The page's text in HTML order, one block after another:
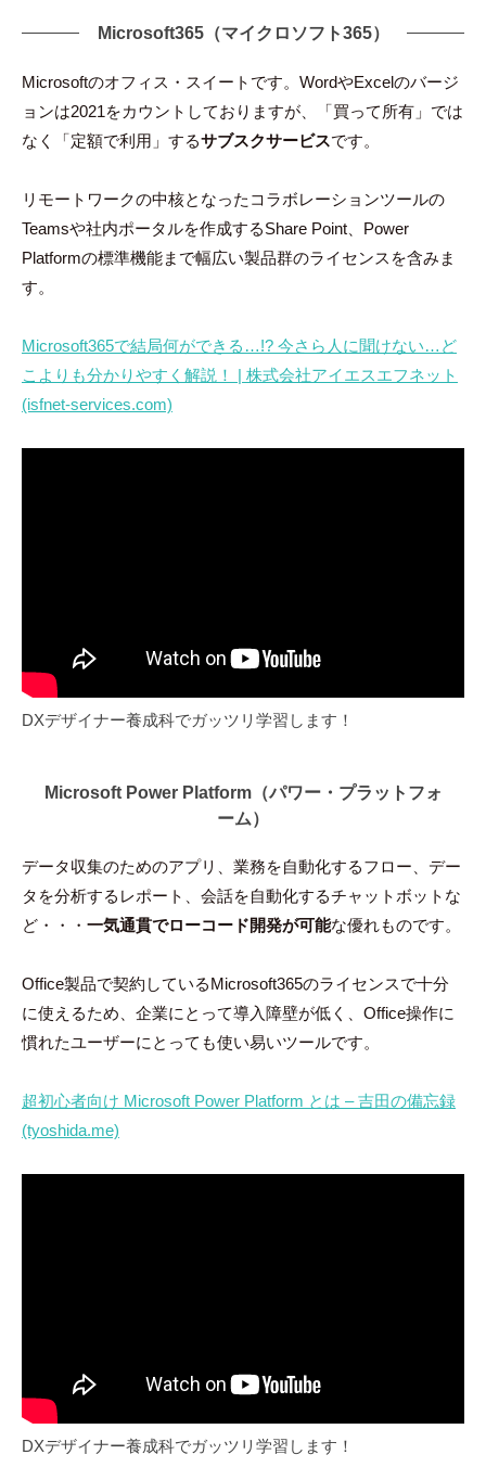
Microsoft365（マイクロソフト365）
Microsoftのオフィス・スイートです。WordやExcelのバージ
ョンは2021をカウントしておりますが、「買って所有」では
なく「定額で利用」するサブスクサービスです。
リモートワークの中核となったコラボレーションツールの
Teamsや社内ポータルを作成するShare Point、Power
Platformの標準機能まで幅広い製品群のライセンスを含みま
す。
Microsoft365で結局何ができる…!? 今さら人に聞けない…ど
こよりも分かりやすく解説！ | 株式会社アイエスエフネット
(isfnet-services.com)
DXデザイナー養成科でガッツリ学習します！
Microsoft Power Platform（パワー・プラットフォ
ーム）
データ収集のためのアプリ、業務を自動化するフロー、デー
タを分析するレポート、会話を自動化するチャットボットな
ど・・・ 一気通貫でローコード開発が可能な優れものです。
Office製品で契約しているMicrosoft365のライセンスで十分
に使えるため、企業にとって導入障壁が低く、Office操作に
慣れたユーザーにとっても使い易いツールです。
超初心者向け Microsoft Power Platform とは – 吉田の備忘録
(tyoshida.me)
DXデザイナー養成科でガッツリ学習します！